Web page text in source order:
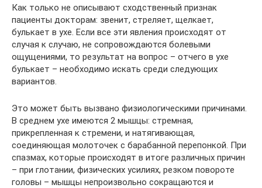
Как только не описывают сходственный признак
пациенты докторам: звенит, стреляет, щелкает,
булькает в ухе. Если все эти явления происходят от
случая к случаю, не сопровождаются болевыми
ощущениями, то результат на вопрос – отчего в ухе
булькает – необходимо искать среди следующих
вариантов.
Это может быть вызвано физиологическими причинами.
В среднем ухе имеются 2 мышцы: стремная,
прикрепленная к стремени, и натягивающая,
соединяющая молоточек с барабанной перепонкой. При
спазмах, которые происходят в итоге различных причин
– при глотании, физических усилиях, резком повороте
головы – мышцы непроизвольно сокращаются и